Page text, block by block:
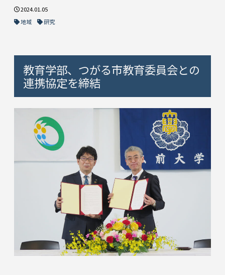
2024.01.05
地域
研究
教育学部、つがる市教育委員会との
連携協定を締結